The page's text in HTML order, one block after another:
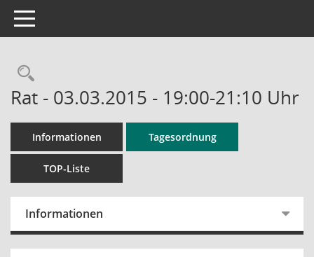
Toggle navigation
Rechercheauswahl
Rat - 03.03.2015 - 19:00-21:10 Uhr
Informationen Tagesordnung
TOP-Liste
Informationen